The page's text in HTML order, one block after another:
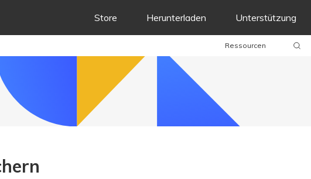
Store Herunterladen Unterstützung
Ressourcen